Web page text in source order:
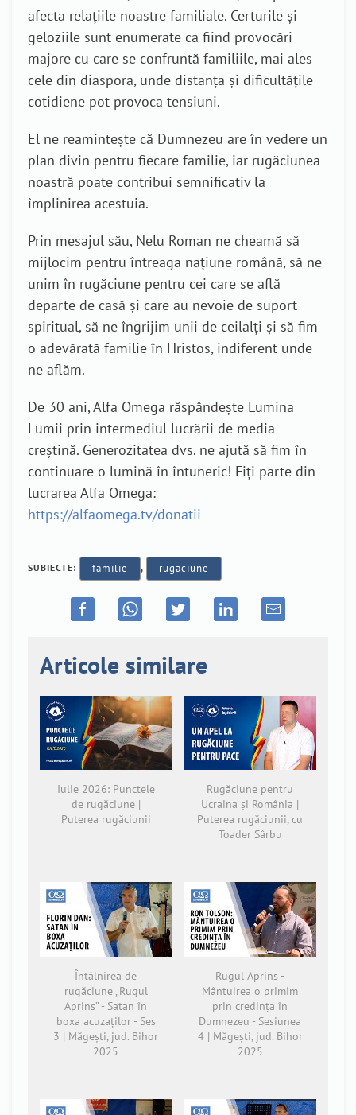
afecta relațiile noastre familiale. Certurile și
geloziile sunt enumerate ca fiind provocări
majore cu care se confruntă familiile, mai ales
cele din diaspora, unde distanța și dificultățile
cotidiene pot provoca tensiuni.
El ne reamintește că Dumnezeu are în vedere un
plan divin pentru fiecare familie, iar rugăciunea
noastră poate contribui semnificativ la
împlinirea acestuia.
Prin mesajul său, Nelu Roman ne cheamă să
mijlocim pentru întreaga națiune română, să ne
unim în rugăciune pentru cei care se află
departe de casă și care au nevoie de suport
spiritual, să ne îngrijim unii de ceilalți și să fim
o adevărată familie în Hristos, indiferent unde
ne aflăm.
De 30 ani, Alfa Omega răspândește Lumina
Lumii prin intermediul lucrării de media
creștină. Generozitatea dvs. ne ajută să fim în
continuare o lumină în întuneric! Fiți parte din
lucrarea Alfa Omega:
https://alfaomega.tv/donatii
SUBIECTE: familie , rugaciune
Articole similare
Iulie 2026: Punctele
de rugăciune |
Puterea rugăciunii
Rugăciune pentru
Ucraina și România |
Puterea rugăciunii, cu
Toader Sârbu
Întâlnirea de
rugăciune „Rugul
Aprins” - Satan în
boxa acuzaților - Ses
3 | Măgești, jud. Bihor
2025
Rugul Aprins -
Mântuirea o primim
prin credința în
Dumnezeu - Sesiunea
4 | Măgești, jud. Bihor
2025